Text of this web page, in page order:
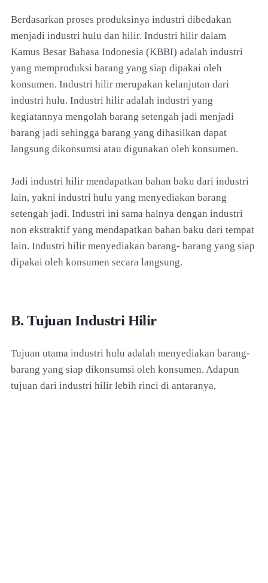
Berdasarkan proses produksinya industri dibedakan
menjadi industri hulu dan hilir. Industri hilir dalam
Kamus Besar Bahasa Indonesia (KBBI) adalah industri
yang memproduksi barang yang siap dipakai oleh
konsumen. Industri hilir merupakan kelanjutan dari
industri hulu. Industri hilir adalah industri yang
kegiatannya mengolah barang setengah jadi menjadi
barang jadi sehingga barang yang dihasilkan dapat
langsung dikonsumsi atau digunakan oleh konsumen.
Jadi industri hilir mendapatkan bahan baku dari industri
lain, yakni industri hulu yang menyediakan barang
setengah jadi. Industri ini sama halnya dengan industri
non ekstraktif yang mendapatkan bahan baku dari tempat
lain. Industri hilir menyediakan barang- barang yang siap
dipakai oleh konsumen secara langsung.
B. Tujuan Industri Hilir
Tujuan utama industri hulu adalah menyediakan barang-
barang yang siap dikonsumsi oleh konsumen. Adapun
tujuan dari industri hilir lebih rinci di antaranya,